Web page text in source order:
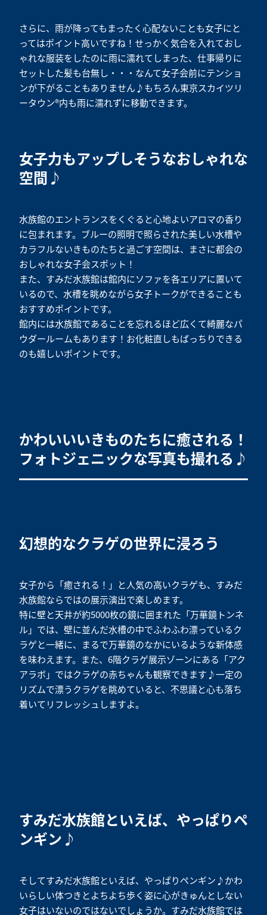
さらに、雨が降ってもまったく心配ないことも女子にと
ってはポイント高いですね！せっかく気合を入れておし
ゃれな服装をしたのに雨に濡れてしまった、仕事帰りに
セットした髪も台無し・・・なんて女子会前にテンショ
ンが下がることもありません♪もちろん東京スカイツリ
ータウン®内も雨に濡れずに移動できます。
女子力もアップしそうなおしゃれな
空間♪
水族館のエントランスをくぐると心地よいアロマの香り
に包まれます。ブルーの照明で照らされた美しい水槽や
カラフルないきものたちと過ごす空間は、まさに都会の
おしゃれな女子会スポット！
また、すみだ水族館は館内にソファを各エリアに置いて
いるので、水槽を眺めながら女子トークができることも
おすすめポイントです。
館内には水族館であることを忘れるほど広くて綺麗なパ
ウダールームもあります！お化粧直しもばっちりできる
のも嬉しいポイントです。
かわいいいきものたちに癒される！
フォトジェニックな写真も撮れる♪
幻想的なクラゲの世界に浸ろう
女子から「癒される！」と人気の高いクラゲも、すみだ
水族館ならではの展示演出で楽しめます。
特に壁と天井が約5000枚の鏡に囲まれた「万華鏡トンネ
ル」では、壁に並んだ水槽の中でふわふわ漂っているク
ラゲと一緒に、まるで万華鏡のなかにいるような新体感
を味わえます。また、6階クラゲ展示ゾーンにある「アク
アラボ」ではクラゲの赤ちゃんも観察できます♪一定の
リズムで漂うクラゲを眺めていると、不思議と心も落ち
着いてリフレッシュしますよ。
すみだ水族館といえば、やっぱりペ
ンギン♪
そしてすみだ水族館といえば、やっぱりペンギン♪かわ
いらしい体つきとよちよち歩く姿に心がきゅんとしない
女子はいないのではないでしょうか。すみだ水族館では